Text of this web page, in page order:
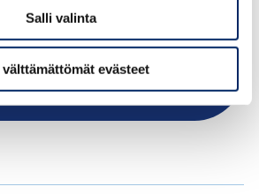
Salli valinta
välttämättömät evästeet